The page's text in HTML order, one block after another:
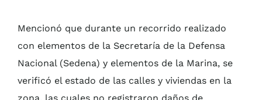
Mencionó que durante un recorrido realizado
con elementos de la Secretaría de la Defensa
Nacional (Sedena) y elementos de la Marina, se
verificó el estado de las calles y viviendas en la